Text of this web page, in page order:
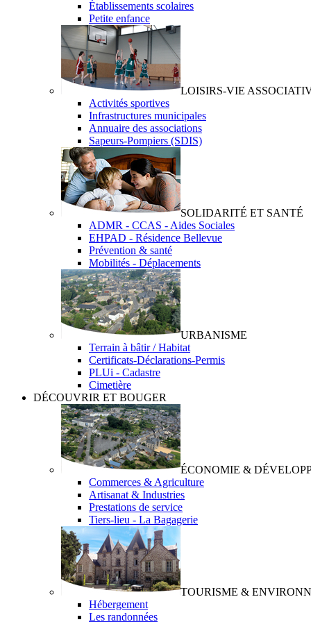
Établissements scolaires
Petite enfance
LOISIRS-VIE
Activités sportives
Infrastructures municipales
Annuaire des associations
Sapeurs-Pompiers (SDIS)
SOLIDARITÉ ET SANTÉ
ADMR - CCAS - Aides Sociales
EHPAD - Résidence Bellevue
Prévention & santé
Mobilités - Déplacements
URBANISME
Terrain à bâtir / Habitat
Certificats-Déclarations-Permis
PLUi - Cadastre
Cimetière
DÉCOUVRIR ET BOUGER
ÉCONOMIE &
Commerces & Agriculture
Artisanat & Industries
Prestations de service
Tiers-lieu - La Bagagerie
TOURISME &
Hébergement
Les randonnées